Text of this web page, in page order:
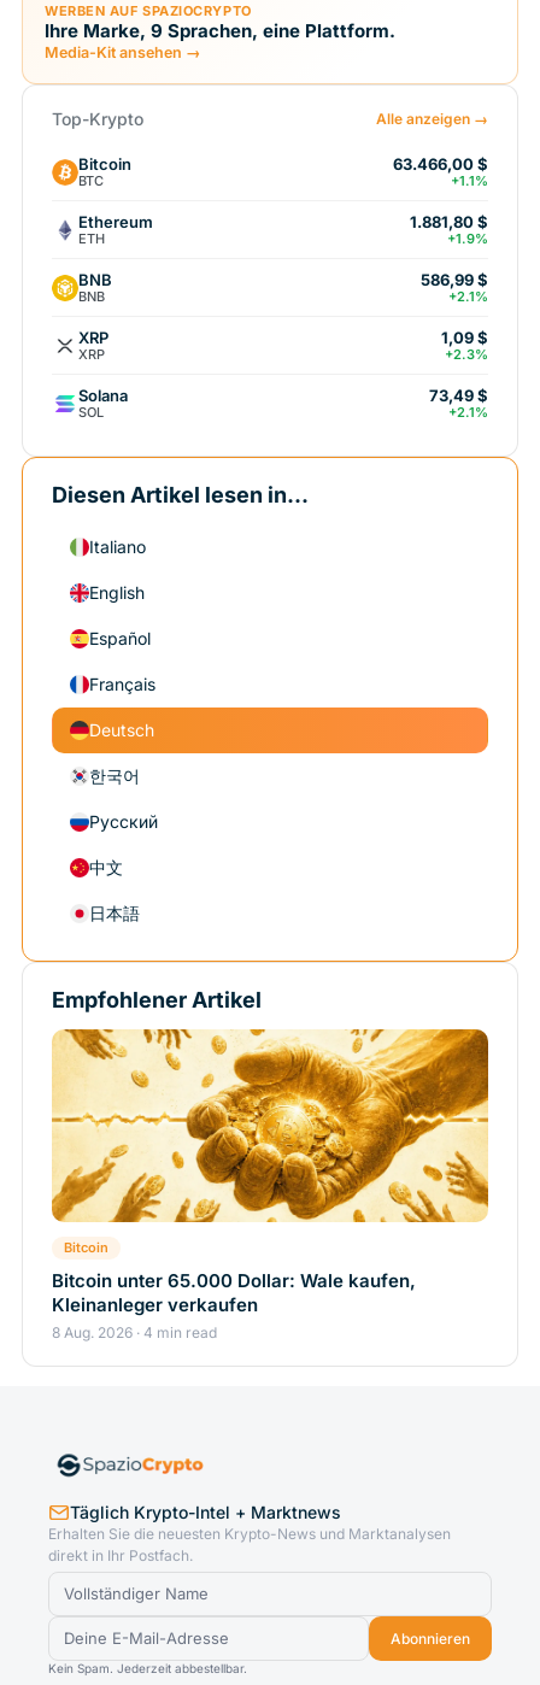
WERBEN AUF SPAZIOCRYPTO
Ihre Marke, 9 Sprachen, eine Plattform.
Media-Kit ansehen →
Top-Krypto Alle anzeigen →
Bitcoin
BTC
63.466,00 $
+1.1%
Ethereum
ETH
1.881,80 $
+1.9%
BNB
BNB
586,99 $
+2.1%
XRP
XRP
1,09 $
+2.3%
Solana
SOL
73,49 $
+2.1%
Diesen Artikel lesen in...
Italiano
English
Español
Français
Deutsch
한국어
Русский
中文
日本語
Empfohlener Artikel
Bitcoin
Bitcoin unter 65.000 Dollar: Wale kaufen,
Kleinanleger verkaufen
8 Aug. 2026 · 4 min read
Täglich Krypto-Intel + Marktnews
Erhalten Sie die neuesten Krypto-News und Marktanalysen
direkt in Ihr Postfach.
Abonnieren
Kein Spam. Jederzeit abbestellbar.